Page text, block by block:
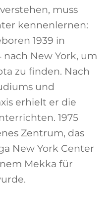
muss
kennenlernen:
1939 in
nach New York, um
zu finden. Nach
und
erhielt er die
1975
Zentrum, das
New York Center
Mekka für